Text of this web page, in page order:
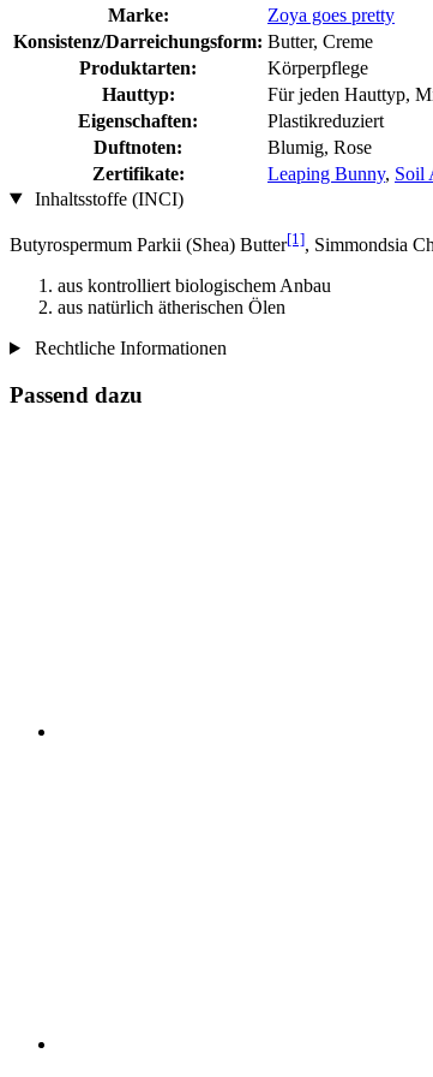
Marke:
Zoya goes pretty
Konsistenz/Darreichungsform: Butter, Creme
Produktarten:
Körperpflege
Hauttyp:
Für jeden Hauttyp,
Eigenschaften:
Plastikreduziert
Duftnoten:
Blumig, Rose
Zertifikate:
Leaping Bunny, Soil
Inhaltsstoffe (INCI)
Butyrospermum Parkii (Shea) Butter[1], Simmondsia
aus kontrolliert biologischem Anbau
aus natürlich ätherischen Ölen
Rechtliche Informationen
Passend dazu